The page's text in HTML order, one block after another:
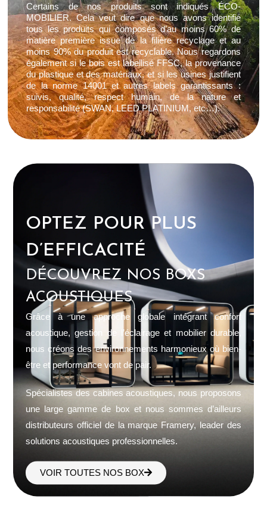
Certains de nos produits sont indiqués ÉCO-
MOBILIER. Cela veut dire que nous avons identifié
tous les produits qui composés d’au moins 60% de
matière première issue de la filière recyclage et au
moins 90% du produit est recyclable. Nous regardons
également si le bois est labellisé FFSC, la provenance
du plastique et des matériaux, et si les usines justifient
de la norme 14001 et autres labels garantissants :
suivis, qualité, respect humain, de la nature et
responsabilité (SWAN, LEED PLATINIUM, etc…).
OPTEZ POUR PLUS
D’EFFICACITÉ
DÉCOUVREZ NOS BOXS
ACOUSTIQUES
Grâce à une approche globale intégrant confort
acoustique, gestion de l’éclairage et mobilier durable,
nous créons des environnements harmonieux où bien-
être et performance vont de pair.
Spécialistes des cabines acoustiques, nous proposons
une large gamme de box et nous sommes d’ailleurs
distributeurs officiel de la marque Framery, leader des
solutions acoustiques professionnelles.
VOIR TOUTES NOS BOX